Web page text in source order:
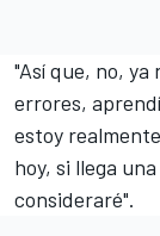
"Así que, no,
errores,
estoy
hoy, si llega
consideraré".